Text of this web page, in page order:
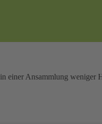
Ansammlung weniger